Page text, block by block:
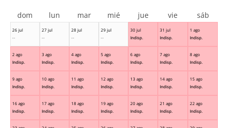
26 jul
--
27 jul
--
28 jul
--
29 jul
--
30 jul
Indisp.
31 jul
Indisp.
1 ago
Indisp.
2 ago
Indisp.
3 ago
Indisp.
4 ago
Indisp.
5 ago
Indisp.
6 ago
Indisp.
7 ago
Indisp.
8 ago
Indisp.
9 ago
Indisp.
10 ago
Indisp.
11 ago
Indisp.
12 ago
Indisp.
13 ago
Indisp.
14 ago
Indisp.
15 ago
Indisp.
16 ago
Indisp.
17 ago
Indisp.
18 ago
Indisp.
19 ago
Indisp.
20 ago
Indisp.
21 ago
Indisp.
22 ago
Indisp.
dom lun mar mié jue vie sáb